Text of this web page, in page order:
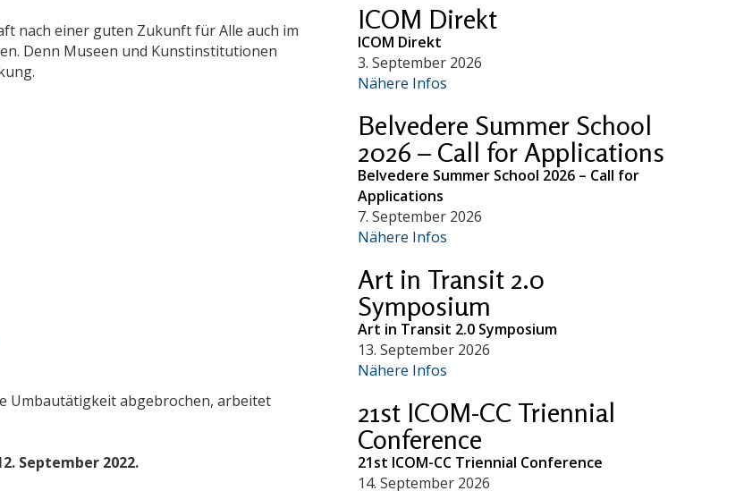
nach einer guten Zukunft für Alle auch im
Denn Museen und Kunstinstitutionen
Umbautätigkeit abgebrochen, arbeitet
September 2022.
ICOM Direkt
ICOM Direkt
3. September 2026
Nähere Infos
Belvedere Summer School
2026 – Call for Applications
Belvedere Summer School 2026 – Call for
Applications
7. September 2026
Nähere Infos
Art in Transit 2.0
Symposium
Art in Transit 2.0 Symposium
13. September 2026
Nähere Infos
21st ICOM-CC Triennial
Conference
21st ICOM-CC Triennial Conference
14. September 2026